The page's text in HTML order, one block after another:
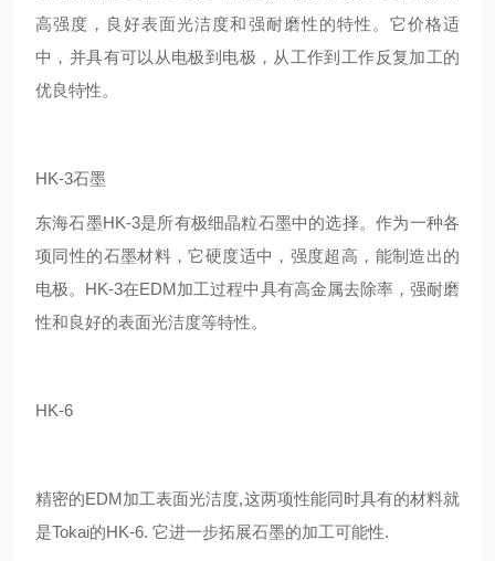
高强度，良好表面光洁度和强耐磨性的特性。它价格适
中，并具有可以从电极到电极，从工作到工作反复加工的
优良特性。
HK-3石墨
东海石墨HK-3是所有极细晶粒石墨中的选择。作为一种各
项同性的石墨材料，它硬度适中，强度超高，能制造出的
电极。HK-3在EDM加工过程中具有高金属去除率，强耐磨
性和良好的表面光洁度等特性。
HK-6
精密的EDM加工表面光洁度,这两项性能同时具有的材料就
是Tokai的HK-6. 它进一步拓展石墨的加工可能性.